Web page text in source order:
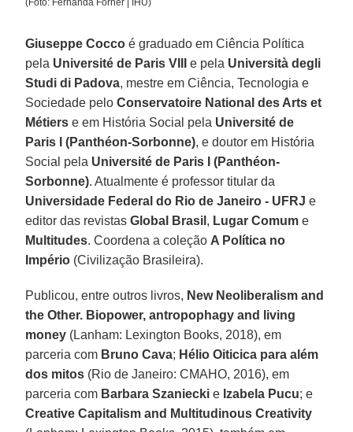
Giuseppe Cocco é graduado em Ciência Política
pela Université de Paris VIII e pela Università degli
Studi di Padova, mestre em Ciência, Tecnologia e
Sociedade peloConservatoire National des Arts et
Métiers e em História Social pela Université de
Paris I (Panthéon-Sorbonne), e doutor em História
Social pela Université de Paris I (Panthéon-
Sorbonne). Atualmente é professor titular da
Universidade Federal do Rio de Janeiro - UFRJ e
editor das revistasGlobal Brasil , Lugar Comum e
Multitudes. Coordena a coleção A Política no
Império (Civilização Brasileira).
Publicou, entre outros livros, New Neoliberalism and
the Other. Biopower, antropophagy and living
money (Lanham: Lexington Books, 2018), em
parceria com Bruno Cava; Hélio Oiticica para além
dos mitos (Rio de Janeiro: CMAHO, 2016), em
parceria com Barbara Szaniecki e Izabela Pucu; e
Creative Capitalism and Multitudinous Creativity